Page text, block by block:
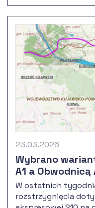
23.03.2026
Wybrano
A1 a
Warszawskiej
W ostatnich
rozstrzygnięcia